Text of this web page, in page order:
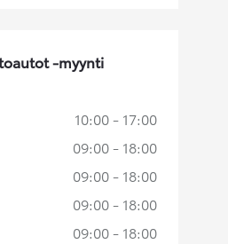
-myynti
10:00 - 17:00
09:00 - 18:00
09:00 - 18:00
09:00 - 18:00
09:00 - 18:00